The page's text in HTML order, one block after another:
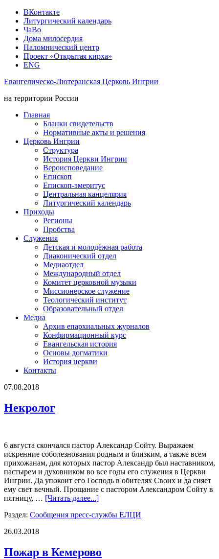
ВКонтакте
Литургический календарь
ЧаВо
Дома милосердия
Паломнический центр
Проект «Открытая кирха»
ENG
Евангелическо-Лютеранская Церковь Ингрии
на территории России
Главная
Бланки свидетельств
Нормативные акты и решения
Церковь Ингрии
Структура
История Церкви Ингрии
Вероисповедание
Епископ
Епископ-эмеритус
Центральная канцелярия
Литургический календарь
Приходы
Регионы
Пробства
Служения
Детская и молодёжная работа
Диаконический отдел
Медиаотдел
Международный отдел
Комитет церковной музыки
Миссионерское служение
Теологический институт
Образовательный отдел
Медиа
Архив епархиальных журналов
Конфирмационный курс
Евангельская история
Основы догматики
История церкви
Контакты
07.08.2018
Некролог
6 августа скончался пастор Александр Сойту. Выражаем
искренние соболезнования родным и близким, а также всем
прихожанам, для которых пастор Александр был наставником,
пастырем и духовником во все годы его служения в Церкви
Ингрии. Да упокоит его Господь в обителях Своих и да сияет
ему свет вечный. Прощание с пастором Александром Сойту в
пятницу, … [Читать далее...]
Раздел: Сообщения пресс-службы ЕЛЦИ
26.03.2018
Пожар в Кемерово